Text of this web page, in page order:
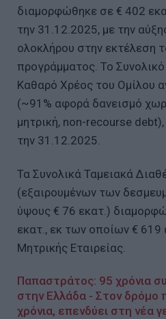
διαμορφώθηκε σε € 402
την 31.12.2025, με την
ολοκλήρου στην εκτέλεση
προγράμματος. Το
Καθαρό Χρέος του Ομίλου
(~91% αφορά δανεισμό
μητρική, non-recourse debt),
την 31.12.2025.
Τα Συνολικά Ταμειακά
(εξαιρουμένων των
ύψους € 76 εκατ.)
εκατ., εκ των οποίων € 619
Μητρικής Εταιρείας.
Παπαστράτος: 95 χρόνια
στην Ελλάδα - Στον δρόμο
χρόνια, επενδύει στη νέα